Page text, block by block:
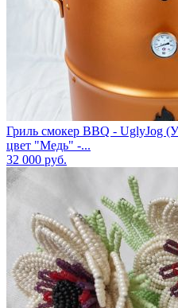
Гриль смокер BBQ - UglyJog
цвет "Медь" -...
32 000 руб.